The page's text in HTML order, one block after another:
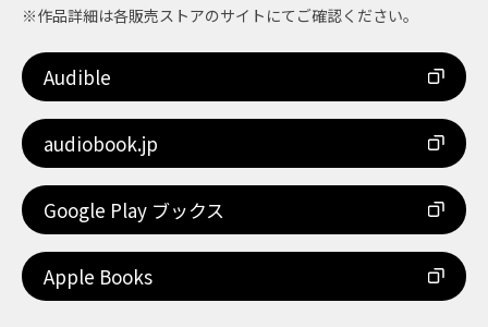
※作品詳細は各販売ストアのサイトにてご確認ください。
Audible
audiobook.jp
Google Play ブックス
Apple Books